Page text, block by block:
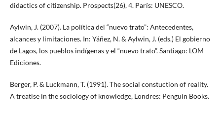
didactics of citizenship. Prospects(26), 4. París: UNESCO.
Aylwin, J. (2007). La política del “nuevo trato”: Antecedentes,
alcances y limitaciones. In: Yáñez, N. & Aylwin, J. (eds.) El gobierno
de Lagos, los pueblos indígenas y el “nuevo trato”. Santiago: LOM
Ediciones.
Berger, P. & Luckmann, T. (1991). The social constuction of reality.
A treatise in the sociology of knowledge, Londres: Penguin Books.